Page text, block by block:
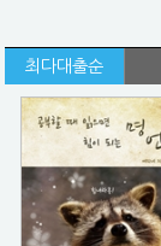
최다대출순